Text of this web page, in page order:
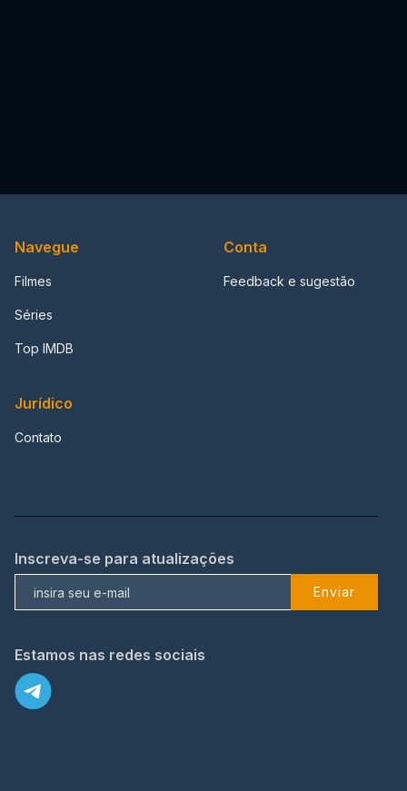
Navegue
Filmes
Séries
Top IMDB
Conta
Feedback e sugestão
Jurídico
Contato
Inscreva-se para atualizações
Enviar
Estamos nas redes sociais